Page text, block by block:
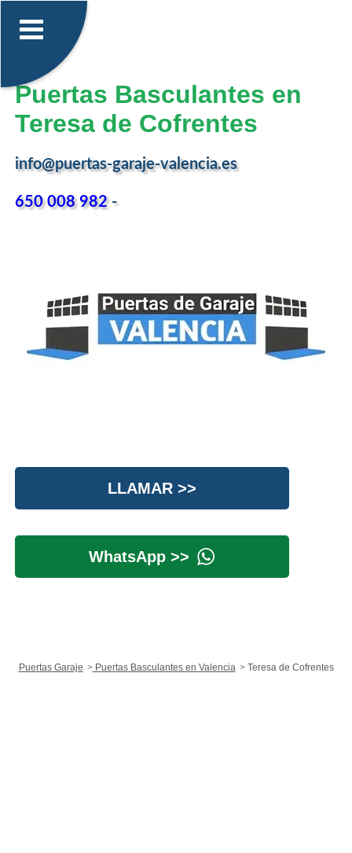
Puertas Basculantes en
Teresa de Cofrentes
info@puertas-garaje-valencia.es
650 008 982-
LLAMAR >>
WhatsApp >>
Puertas Garaje Puertas Basculantes en Valencia Teresa de Cofrentes